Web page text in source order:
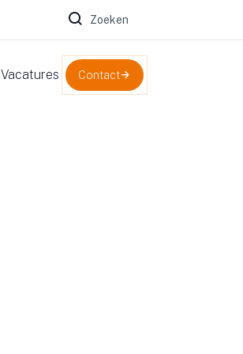
Zoeken naar:
Vacatures Contact